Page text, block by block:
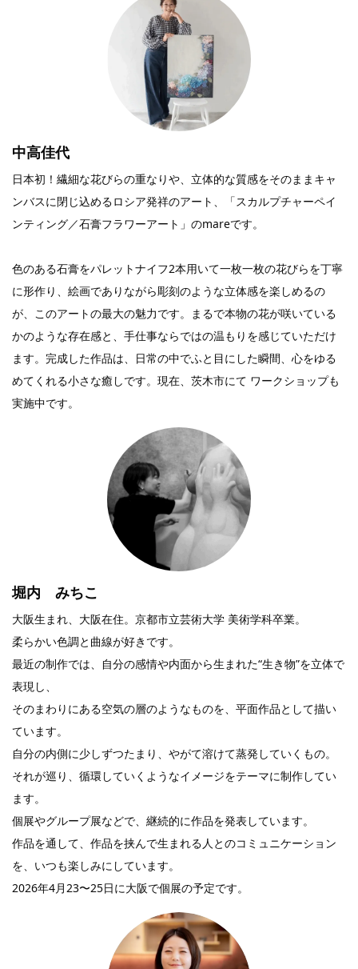
中高佳代
日本初！繊細な花びらの重なりや、立体的な質感をそのままキャ
ンバスに閉じ込めるロシア発祥のアート、「スカルプチャーペイ
ンティング／石膏フラワーアート」のmareです。
色のある石膏をパレットナイフ2本用いて一枚一枚の花びらを丁寧
に形作り、絵画でありながら彫刻のような立体感を楽しめるの
が、このアートの最大の魅力です。まるで本物の花が咲いている
かのような存在感と、手仕事ならではの温もりを感じていただけ
ます。完成した作品は、日常の中でふと目にした瞬間、心をゆる
めてくれる小さな癒しです。現在、茨木市にて ワークショップも
実施中です。
堀内 みちこ
大阪生まれ、大阪在住。京都市立芸術大学 美術学科卒業。
柔らかい色調と曲線が好きです。
最近の制作では、自分の感情や内面から生まれた“生き物”を立体で
表現し、
そのまわりにある空気の層のようなものを、平面作品として描い
ています。
自分の内側に少しずつたまり、やがて溶けて蒸発していくもの。
それが巡り、循環していくようなイメージをテーマに制作してい
ます。
個展やグループ展などで、継続的に作品を発表しています。
作品を通して、作品を挟んで生まれる人とのコミュニケーション
を、いつも楽しみにしています。
2026年4月23〜25日に大阪で個展の予定です。